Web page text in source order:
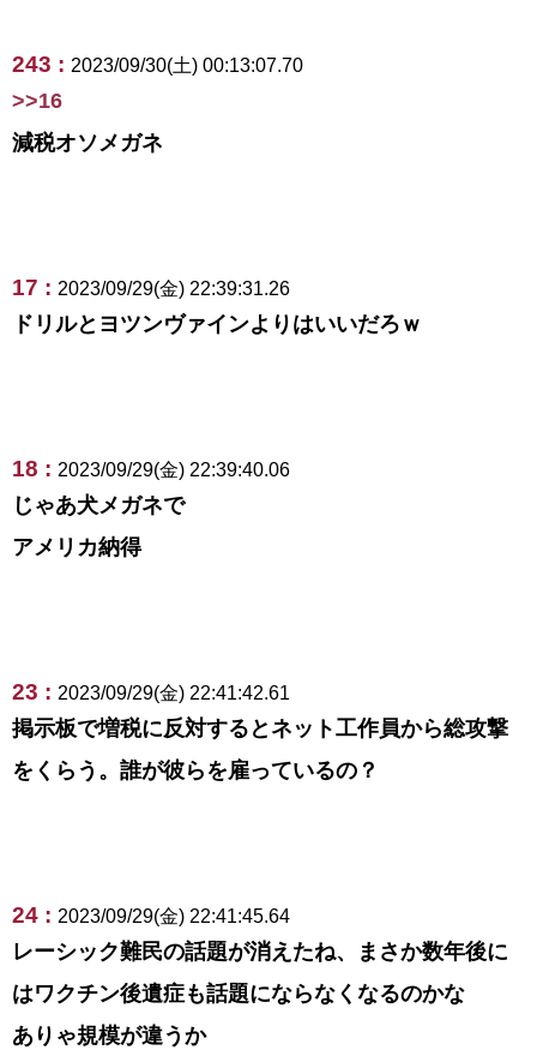
243 : 2023/09/30(土) 00:13:07.70
>>16
減税オソメガネ
17 : 2023/09/29(金) 22:39:31.26
ドリルとヨツンヴァインよりはいいだろｗ
18 : 2023/09/29(金) 22:39:40.06
じゃあ犬メガネで
アメリカ納得
23 : 2023/09/29(金) 22:41:42.61
掲示板で増税に反対するとネット工作員から総攻撃
をくらう。誰が彼らを雇っているの？
24 : 2023/09/29(金) 22:41:45.64
レーシック難民の話題が消えたね、まさか数年後に
はワクチン後遺症も話題にならなくなるのかな
ありゃ規模が違うか